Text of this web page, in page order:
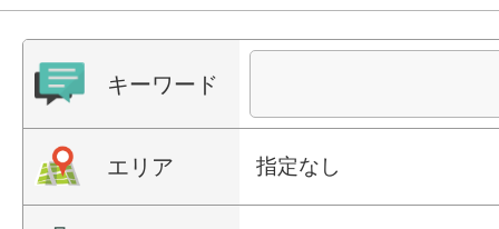
キーワード
エリア 指定なし